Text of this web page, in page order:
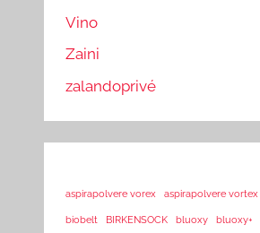
Vino
Zaini
zalandoprivé
aspirapolvere vorex aspirapolvere vortex
biobelt BIRKENSOCK bluoxy bluoxy+